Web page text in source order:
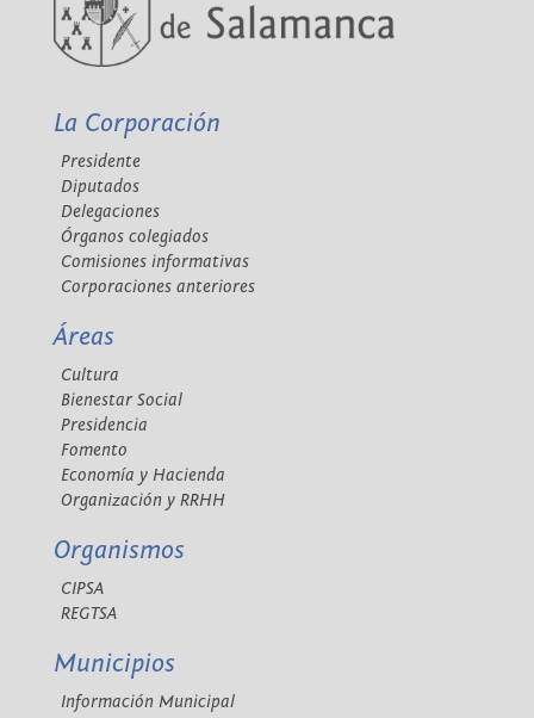
La Corporación
Presidente
Diputados
Delegaciones
Órganos colegiados
Comisiones informativas
Corporaciones anteriores
Áreas
Cultura
Bienestar Social
Presidencia
Fomento
Economía y Hacienda
Organización y RRHH
Organismos
CIPSA
REGTSA
Municipios
Información Municipal